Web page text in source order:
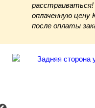
оплаченную цену
после оплаты